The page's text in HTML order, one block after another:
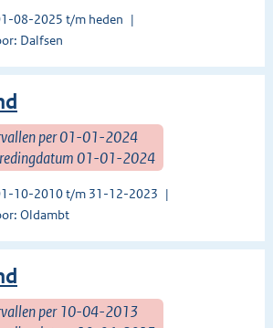
08-2025 t/m heden
Dalfsen
per 01-01-2024
01-01-2024
10-2010 t/m 31-12-2023
Oldambt
per 10-04-2013